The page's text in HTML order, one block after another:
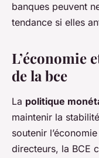
banques peuvent
tendance si elles
L’économie
de la bce
La politique
maintenir la
soutenir
directeurs, la BCE